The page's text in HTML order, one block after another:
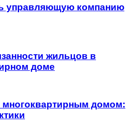
управляющую компанию
жильцов в
доме
многоквартирным домом: